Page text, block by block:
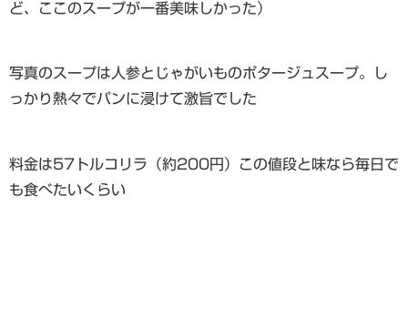
ど、ここのスープが一番美味しかった）
写真のスープは人参とじゃがいものポタージュスープ。し
っかり熱々でパンに浸けて激旨でした
料金は57トルコリラ（約200円）この値段と味なら毎日で
も食べたいくらい